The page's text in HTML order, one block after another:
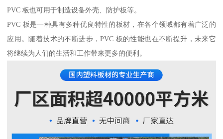
PVC 板也可用于制造设备外壳、防护板等。
PVC 板是一种具有多种优良特性的板材，在各个领域都有着广泛的
应用。随着技术的不断进步，PVC 板的性能也在不断提升，未来它
将继续为人们的生活和工作带来更多的便利。